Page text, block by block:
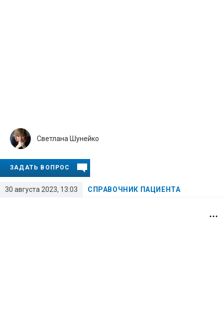
30 августа 2023, 13:03 СПРАВОЧНИК ПАЦИЕНТА
Светлана Шунейко
ЗАДАТЬ ВОПРОС